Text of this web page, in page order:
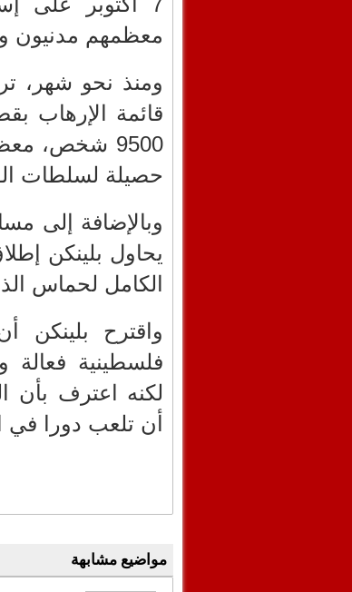
معظمهم مدنيون
ومنذ نحو شهر،
قائمة الإرهاب
9500 شخص،
حصيلة لسلطات
وبالإضافة إلى
يحاول بلينكن
الكامل لحماس
واقترح
فلسطينية فعالة
لكنه اعترف بأن
أن تلعب دورا في
مواضيع مشابهة